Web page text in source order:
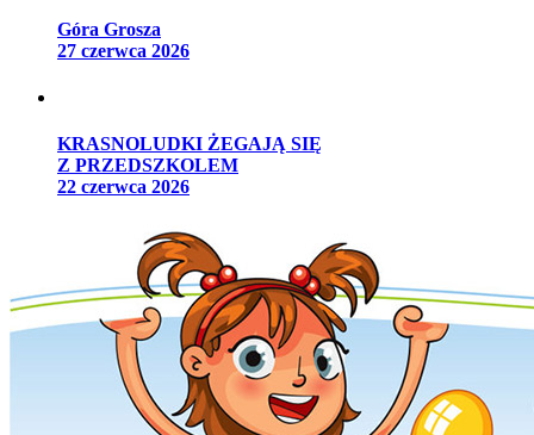
Góra Grosza
27 czerwca 2026
KRASNOLUDKI ŻEGAJĄ SIĘ
Z PRZEDSZKOLEM
22 czerwca 2026